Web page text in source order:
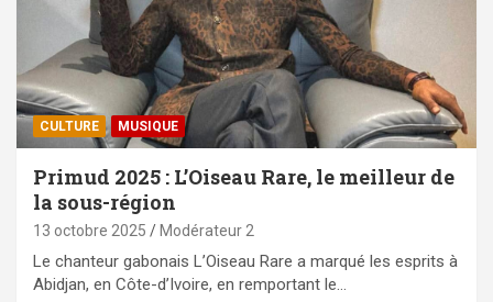
CULTURE MUSIQUE
Primud 2025 : L’Oiseau Rare, le meilleur de
la sous-région
13 octobre 2025 Modérateur 2
Le chanteur gabonais L’Oiseau Rare a marqué les esprits à
Abidjan, en Côte-d’Ivoire, en remportant le…